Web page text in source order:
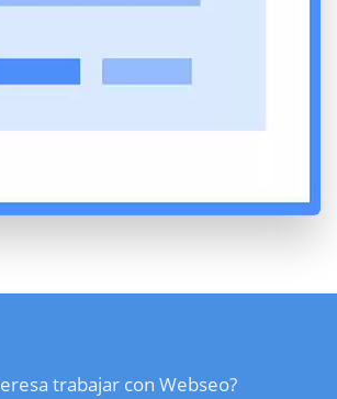
trabajar con Webseo?